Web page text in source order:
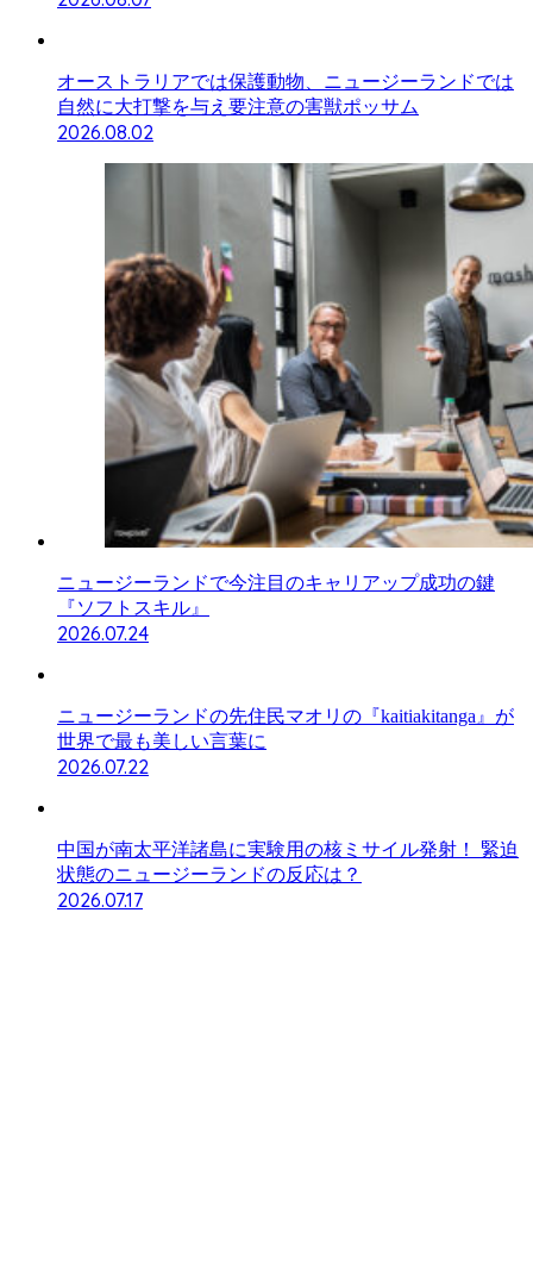
オーストラリアでは保護動物、ニュージーランドでは
自然に大打撃を与え要注意の害獣ポッサム
2026.08.02
ニュージーランドで今注目のキャリアップ成功の鍵
『ソフトスキル』
2026.07.24
ニュージーランドの先住民マオリの『kaitiakitanga』が
世界で最も美しい言葉に
2026.07.22
中国が南太平洋諸島に実験用の核ミサイル発射！ 緊迫
状態のニュージーランドの反応は？
2026.07.17